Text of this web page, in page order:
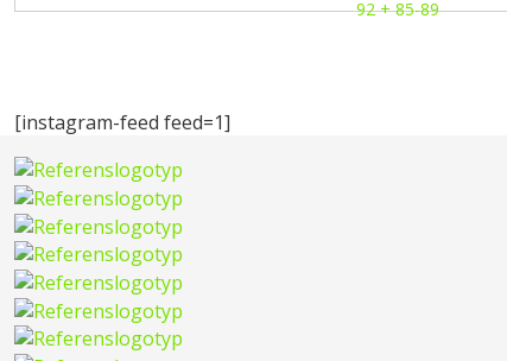
[instagram-feed feed=1]